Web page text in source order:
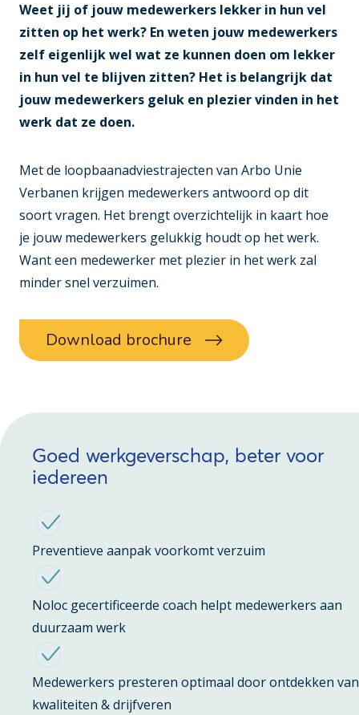
Weet jij of jouw medewerkers lekker in hun vel
zitten op het werk? En weten jouw medewerkers
zelf eigenlijk wel wat ze kunnen doen om lekker
in hun vel te blijven zitten? Het is belangrijk dat
jouw medewerkers geluk en plezier vinden in het
werk dat ze doen.
Met de loopbaanadviestrajecten van Arbo Unie
Verbanen krijgen medewerkers antwoord op dit
soort vragen. Het brengt overzichtelijk in kaart hoe
je jouw medewerkers gelukkig houdt op het werk.
Want een medewerker met plezier in het werk zal
minder snel verzuimen.
Download brochure
Goed werkgeverschap, beter voor
iedereen
Preventieve aanpak voorkomt verzuim
Noloc gecertificeerde coach helpt medewerkers aan
duurzaam werk
Medewerkers presteren optimaal door ontdekken van
kwaliteiten & drijfveren